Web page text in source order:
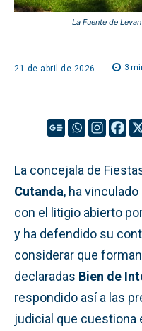
La Fuente de
21 de abril de 2026 3
La concejala de
Cutanda, ha
con el litigio abierto
y ha defendido su
considerar que
declaradas Bien de
respondido así a las
judicial que cuestiona